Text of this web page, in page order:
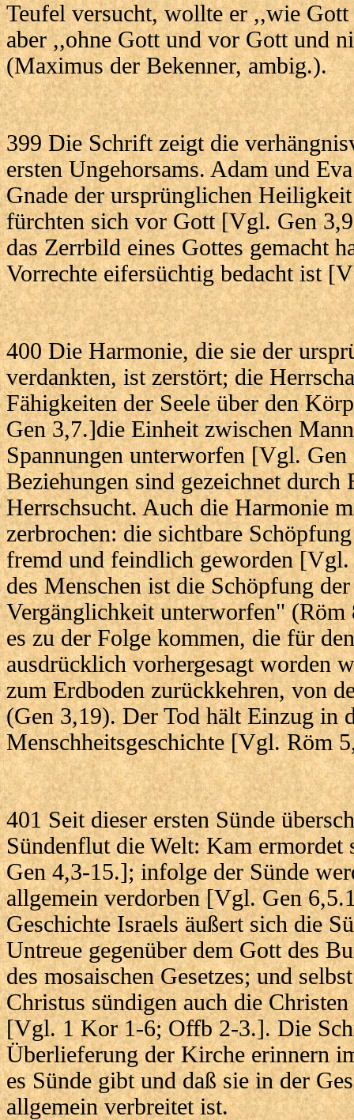
Teufel versucht, wollte er ,,wie
aber ,,ohne Gott und vor Gott und
(Maximus der Bekenner, ambig.).
399 Die Schrift zeigt die
ersten Ungehorsams. Adam und
Gnade der ursprünglichen
fürchten sich vor Gott [Vgl. Gen
das Zerrbild eines Gottes gemacht
Vorrechte eifersüchtig bedacht ist
400 Die Harmonie, die sie der
verdankten, ist zerstört; die
Fähigkeiten der Seele über den
Gen 3,7.]die Einheit zwischen
Spannungen unterworfen [Vgl.
Beziehungen sind gezeichnet durch
Herrschsucht. Auch die Harmonie
zerbrochen: die sichtbare
fremd und feindlich geworden [Vgl.
des Menschen ist die Schöpfung
Vergänglichkeit unterworfen"
es zu der Folge kommen, die für
ausdrücklich vorhergesagt worden
zum Erdboden zurückkehren, von
(Gen 3,19). Der Tod hält Einzug in
Menschheitsgeschichte [Vgl. Röm
401 Seit dieser ersten Sünde
Sündenflut die Welt: Kam
Gen 4,3-15.]; infolge der Sünde
allgemein verdorben [Vgl. Gen
Geschichte Israels äußert sich die
Untreue gegenüber dem Gott des
des mosaischen Gesetzes; und
Christus sündigen auch die
[Vgl. 1 Kor 1-6; Offb 2-3.]. Die
Überlieferung der Kirche erinnern
es Sünde gibt und daß sie in der
allgemein verbreitet ist.